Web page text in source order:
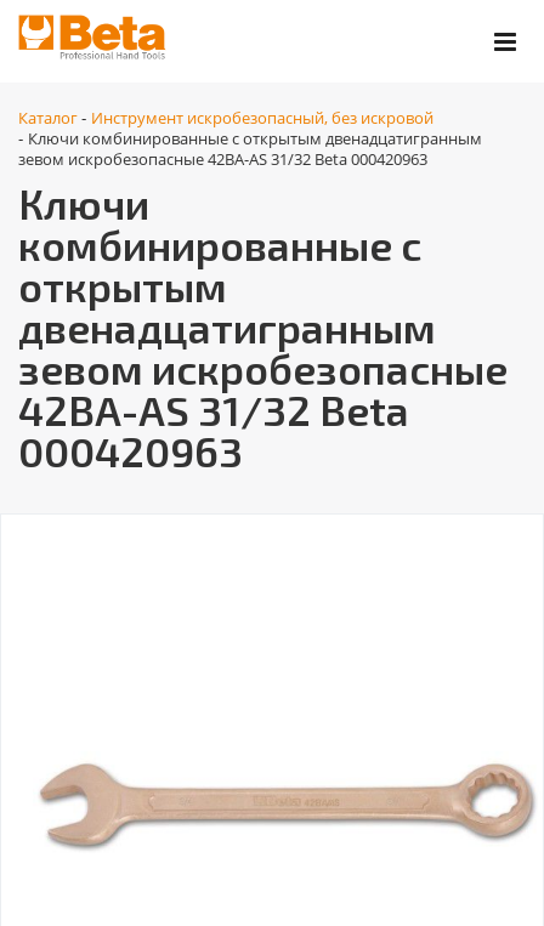
Каталог - Инструмент искробезопасный, без искровой
- Ключи комбинированные с открытым двенадцатигранным
зевом искробезопасные 42BA-AS 31/32 Beta 000420963
Ключи
комбинированные с
открытым
двенадцатигранным
зевом искробезопасные
42BA-AS 31/32 Beta
000420963